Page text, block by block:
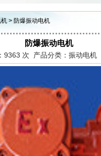
> 防爆振动电机
防爆振动电机
9363 次 产品分类：振动电